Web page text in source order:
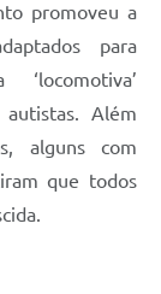
promoveu a
para
autistas. Além
alguns com
que todos